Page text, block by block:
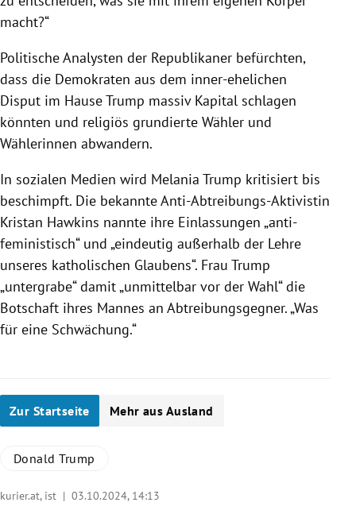
macht?“
Politische Analysten der Republikaner befürchten,
dass die Demokraten aus dem inner-ehelichen
Disput im Hause Trump massiv Kapital schlagen
könnten und religiös grundierte Wähler und
Wählerinnen abwandern.
In sozialen Medien wird Melania Trump kritisiert bis
beschimpft. Die bekannte Anti-Abtreibungs-Aktivistin
Kristan Hawkins nannte ihre Einlassungen „anti-
feministisch“ und „eindeutig außerhalb der Lehre
unseres katholischen Glaubens“. Frau Trump
„untergrabe“ damit „unmittelbar vor der Wahl“ die
Botschaft ihres Mannes an Abtreibungsgegner. „Was
für eine Schwächung.“
Zur Startseite Mehr aus Ausland
Donald Trump
kurier.at, ist | 03.10.2024, 14:13